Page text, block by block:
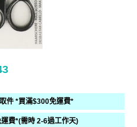
件 *買滿$300免運費*
費*(需時 2-6過工作天)